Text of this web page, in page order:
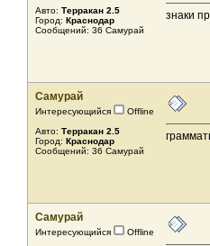
Авто: Терракан 2.5
Город: Краснодар
Сообщений: 36 Самурай
знаки
Самурай
Интересующийся
Offline
Авто: Терракан 2.5
Город: Краснодар
Сообщений: 36 Самурай
Самурай
Интересующийся
Offline